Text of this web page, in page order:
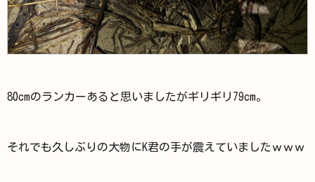
80cmのランカーあると思いましたがギリギリ79cm。
それでも久しぶりの大物にK君の手が震えていましたｗｗｗ